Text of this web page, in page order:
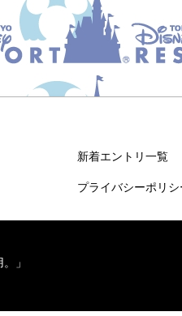
新着エントリ一覧
プライバシーポリシ
」